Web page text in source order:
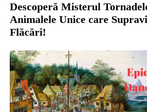
Descoperă Misterul
Animalele Unice care
Flăcări!